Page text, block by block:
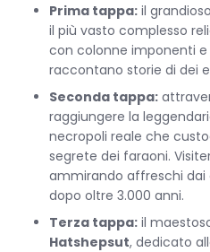
garantire il massimo
e tranquillità in un
dettagli.
Cabine Standard
Bagno privato con
Asciugacapelli
Aria condizionata
Letti singoli unibili
Ampia finestra
Lenzuola in
Prima tappa: il grandioso
il più vasto complesso
con colonne imponenti
raccontano storie di dei
Seconda tappa:
raggiungere la
necropoli reale che
segrete dei faraoni.
ammirando affreschi dai
dopo oltre 3.000 anni.
Terza tappa: il
Hatshepsut, dedicato